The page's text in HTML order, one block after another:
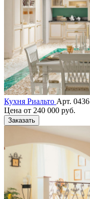
Кухня Риальто Арт. 0436
Цена от 240 000 руб.
Заказать